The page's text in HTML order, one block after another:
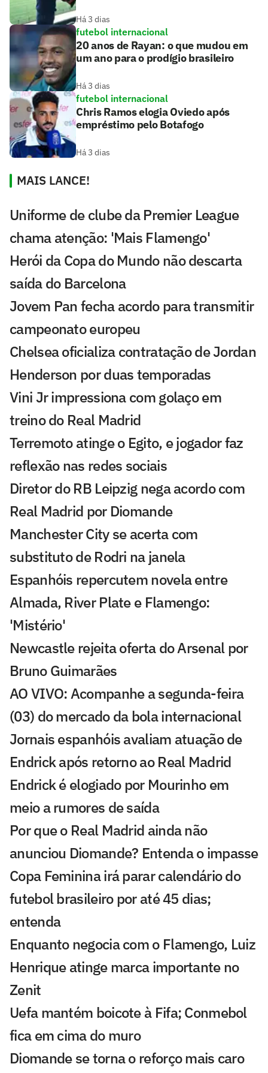
Há 3 dias
futebol internacional
20 anos de Rayan: o que mudou em
um ano para o prodígio brasileiro
Há 3 dias
futebol internacional
Chris Ramos elogia Oviedo após
empréstimo pelo Botafogo
Há 3 dias
MAIS LANCE!
Uniforme de clube da Premier League
chama atenção: 'Mais Flamengo'
Herói da Copa do Mundo não descarta
saída do Barcelona
Jovem Pan fecha acordo para transmitir
campeonato europeu
Chelsea oficializa contratação de Jordan
Henderson por duas temporadas
Vini Jr impressiona com golaço em
treino do Real Madrid
Terremoto atinge o Egito, e jogador faz
reflexão nas redes sociais
Diretor do RB Leipzig nega acordo com
Real Madrid por Diomande
Manchester City se acerta com
substituto de Rodri na janela
Espanhóis repercutem novela entre
Almada, River Plate e Flamengo:
'Mistério'
Newcastle rejeita oferta do Arsenal por
Bruno Guimarães
AO VIVO: Acompanhe a segunda-feira
(03) do mercado da bola internacional
Jornais espanhóis avaliam atuação de
Endrick após retorno ao Real Madrid
Endrick é elogiado por Mourinho em
meio a rumores de saída
Por que o Real Madrid ainda não
anunciou Diomande? Entenda o impasse
Copa Feminina irá parar calendário do
futebol brasileiro por até 45 dias;
entenda
Enquanto negocia com o Flamengo, Luiz
Henrique atinge marca importante no
Zenit
Uefa mantém boicote à Fifa; Conmebol
fica em cima do muro
Diomande se torna o reforço mais caro